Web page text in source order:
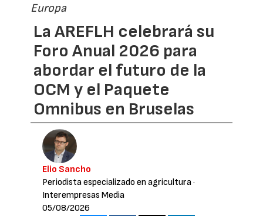
Europa
La AREFLH celebrará su
Foro Anual 2026 para
abordar el futuro de la
OCM y el Paquete
Omnibus en Bruselas
Elio Sancho
Periodista especializado en agricultura·
Interempresas Media
05/08/2026